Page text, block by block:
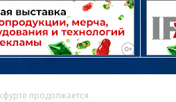
продолжается